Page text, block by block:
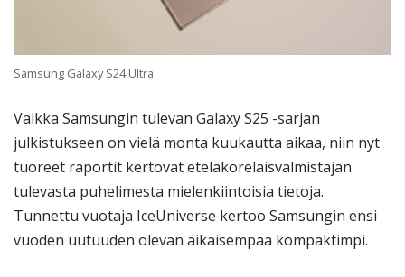
Samsung Galaxy S24 Ultra
Vaikka Samsungin tulevan Galaxy S25 -sarjan
julkistukseen on vielä monta kuukautta aikaa, niin nyt
tuoreet raportit kertovat eteläkorelaisvalmistajan
tulevasta puhelimesta mielenkiintoisia tietoja.
Tunnettu vuotaja IceUniverse kertoo Samsungin ensi
vuoden uutuuden olevan aikaisempaa kompaktimpi.